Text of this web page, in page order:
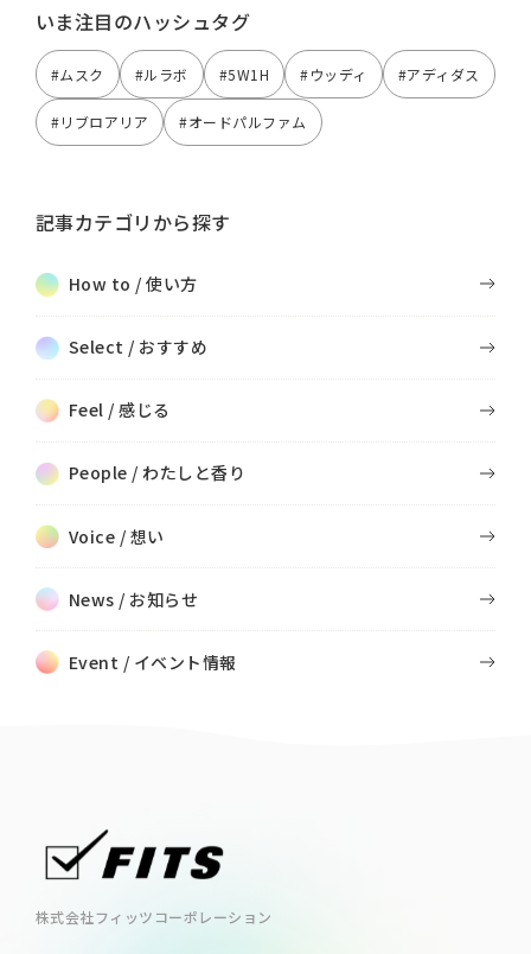
いま注目のハッシュタグ
#ムスク #ルラボ #5W1H #ウッディ #アディダス
#リブロアリア #オードパルファム
記事カテゴリから探す
How to / 使い方
Select / おすすめ
Feel / 感じる
People / わたしと香り
Voice / 想い
News / お知らせ
Event / イベント情報
株式会社フィッツコーポレーション